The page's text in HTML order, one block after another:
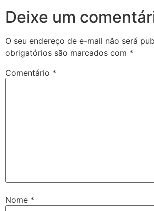
Deixe um
O seu endereço de e-mail não será
obrigatórios são marcados com *
Comentário *
Nome *